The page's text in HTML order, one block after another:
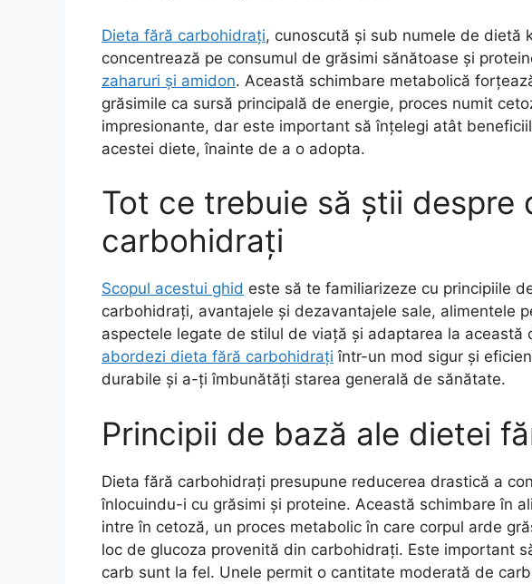
Dieta fără carbohidrați, cunoscută și sub numele de dietă
concentrează pe consumul de grăsimi sănătoase și
zaharuri și amidon. Această schimbare metabolică
grăsimile ca sursă principală de energie, proces numit
impresionante, dar este important să înțelegi atât
acestei diete, înainte de a o adopta.
Tot ce trebuie să știi despre
carbohidrați
Scopul acestui ghid este să te familiarizeze cu principiile
carbohidrați, avantajele și dezavantajele sale, alimentele
aspectele legate de stilul de viață și adaptarea la această
abordezi dieta fără carbohidrați într-un mod sigur și
durabile și a-ți îmbunătăți starea generală de sănătate.
Principii de bază ale dietei
Dieta fără carbohidrați presupune reducerea drastică a
înlocuindu-i cu grăsimi și proteine. Această schimbare în
intre în cetoză, un proces metabolic în care corpul arde
loc de glucoza provenită din carbohidrați. Este important
carb sunt la fel. Unele permit o cantitate moderată de